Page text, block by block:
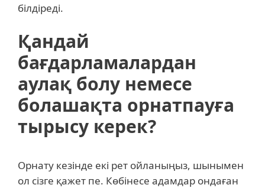
білдіреді.
Қандай
бағдарламалардан
аулақ болу немесе
болашақта орнатпауға
тырысу керек?
Орнату кезінде екі рет ойланыңыз, шынымен
ол сізге қажет пе. Көбінесе адамдар ондаған